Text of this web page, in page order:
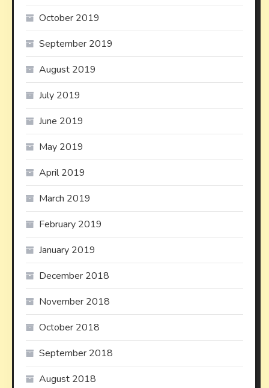
October 2019
September 2019
August 2019
July 2019
June 2019
May 2019
April 2019
March 2019
February 2019
January 2019
December 2018
November 2018
October 2018
September 2018
August 2018